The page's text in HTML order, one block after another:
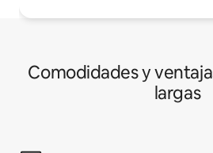
Comodidades y
largas